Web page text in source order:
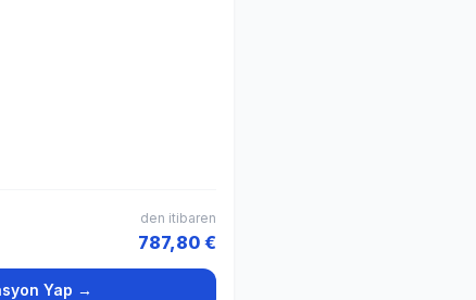
den itibaren
787,80 €
Yap →